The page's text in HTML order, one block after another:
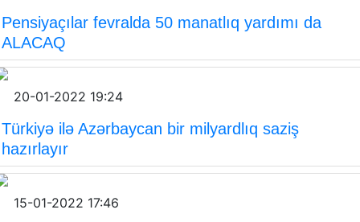
Pensiyaçılar fevralda 50 manatlıq yardımı da
ALACAQ
20-01-2022 19:24
Türkiyə ilə Azərbaycan bir milyardlıq saziş
hazırlayır
15-01-2022 17:46